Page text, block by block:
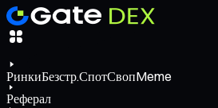
РинкиБезстр.СпотСвопMeme
Реферал